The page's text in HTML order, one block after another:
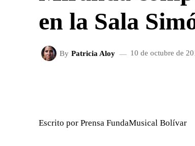
en la Sala
By Patricia Aloy 10 de octubre de
Escrito por Prensa FundaMusical Bolívar